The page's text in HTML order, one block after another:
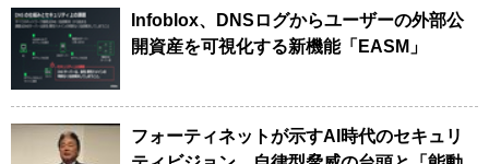
Infoblox、DNSログからユーザーの外部公
開資産を可視化する新機能「EASM」
フォーティネットが示すAI時代のセキュリ